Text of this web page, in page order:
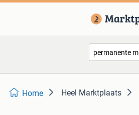
Home Heel Marktplaats